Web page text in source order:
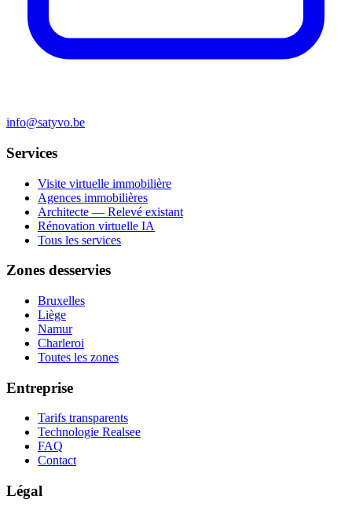
info@satyvo.be
Services
Visite virtuelle immobilière
Agences immobilières
Architecte — Relevé existant
Rénovation virtuelle IA
Tous les services
Zones desservies
Bruxelles
Liège
Namur
Charleroi
Toutes les zones
Entreprise
Tarifs transparents
Technologie Realsee
FAQ
Contact
Légal